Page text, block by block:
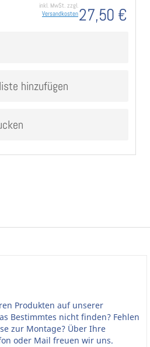
27,50 €
inkl. MwSt. zzgl.
Versandkosten
hinzufügen
Produkten auf unserer
Bestimmtes nicht finden? Fehlen
zur Montage? Über Ihre
oder Mail freuen wir uns.